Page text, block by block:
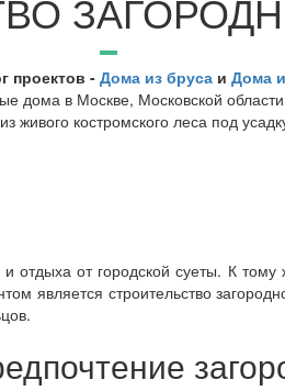
проектов -Дома из брусаи Дома
дома в Москве, Московской
живого костромского леса под
от городской суеты. К
является строительство